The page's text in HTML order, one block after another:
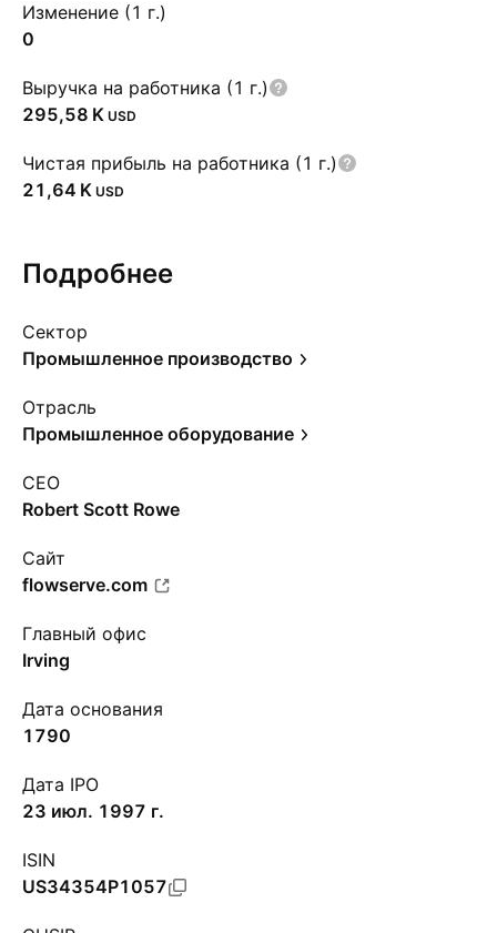
Изменение (1 г.)
0
Выручка на работника (1 г.)
‪295,58 K‬ USD
Чистая прибыль на работника (1 г.)
‪21,64 K‬ USD
Подробнее
Сектор
Промышленное производство
Отрасль
Промышленное оборудование
CEO
Robert Scott Rowe
Сайт
flowserve.com
Главный офис
Irving
Дата основания
1790
Дата IPO
23 июл. 1997 г.
ISIN
US34354P1057